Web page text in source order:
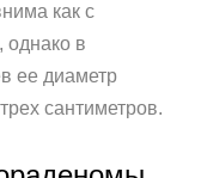
как с
однако в
ее диаметр
сантиметров.